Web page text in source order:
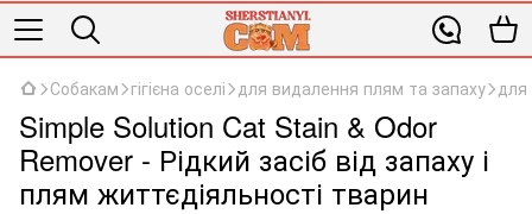
Собакам гігієна оселі для видалення плям та запаху для
Simple Solution Cat Stain & Odor
Remover - Рідкий засіб від запаху і
плям життєдіяльності тварин